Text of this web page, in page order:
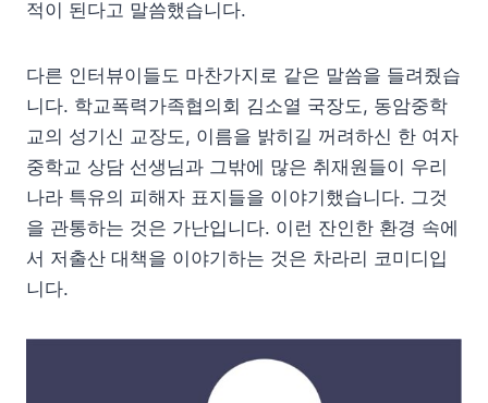
적이 된다고 말씀했습니다.
다른 인터뷰이들도 마찬가지로 같은 말씀을 들려줬습
니다. 학교폭력가족협의회 김소열 국장도, 동암중학
교의 성기신 교장도, 이름을 밝히길 꺼려하신 한 여자
중학교 상담 선생님과 그밖에 많은 취재원들이 우리
나라 특유의 피해자 표지들을 이야기했습니다. 그것
을 관통하는 것은 가난입니다. 이런 잔인한 환경 속에
서 저출산 대책을 이야기하는 것은 차라리 코미디입
니다.